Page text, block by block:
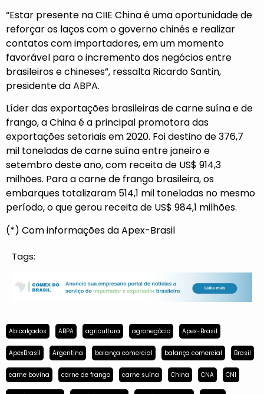
“Estar presente na CIIE China é uma oportunidade de
reforçar os laços com o governo chinês e realizar
contatos com importadores, em um momento
favorável para o incremento dos negócios entre
brasileiros e chineses”, ressalta Ricardo Santin,
presidente da ABPA.
Líder das exportações brasileiras de carne suína e de
frango, a China é a principal promotora das
exportações setoriais em 2020. Foi destino de 376,7
mil toneladas de carne suína entre janeiro e
setembro deste ano, com receita de US$ 914,3
milhões. Para a carne de frango brasileira, os
embarques totalizaram 514,1 mil toneladas no mesmo
período, o que gerou receita de US$ 984,1 milhões.
(*) Com informações da Apex-Brasil
Tags:
Abicalçados ABPA agricultura agronegócio Apex-Brasil
ApexBrasil Argentina balança comercial balança comercial Brasil
carne bovina carne de frango carne suína China CNA CNI